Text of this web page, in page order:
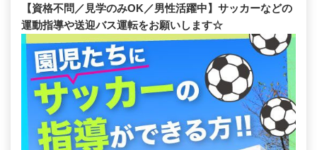
【資格不問／見学のみOK／男性活躍中】サッカーなどの
運動指導や送迎バス運転をお願いします☆